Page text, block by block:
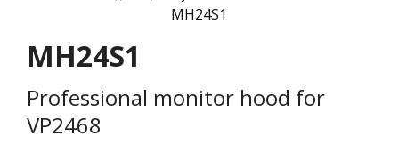
MH24S1
Professional monitor hood for
VP2468